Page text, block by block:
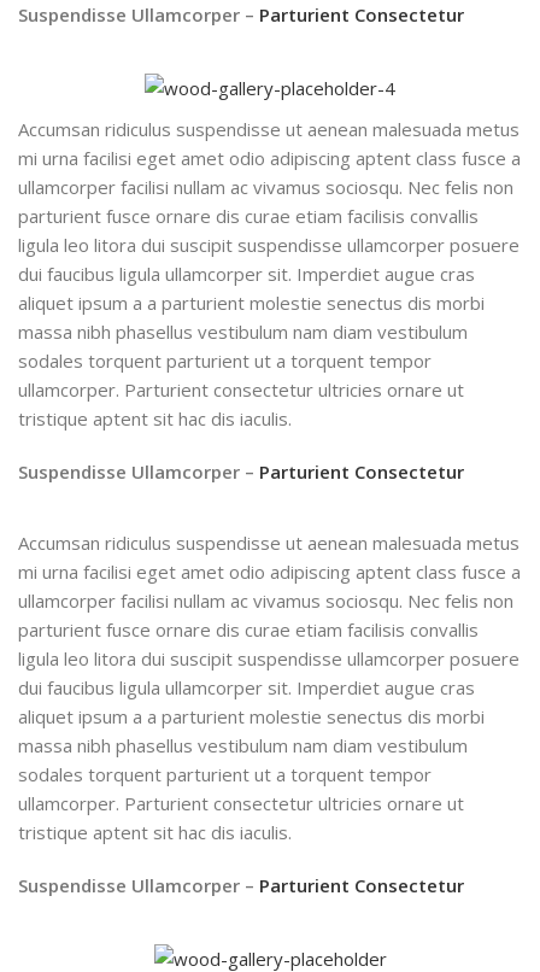
Suspendisse Ullamcorper – Parturient Consectetur
Accumsan ridiculus suspendisse ut aenean malesuada metus
mi urna facilisi eget amet odio adipiscing aptent class fusce a
ullamcorper facilisi nullam ac vivamus sociosqu. Nec felis non
parturient fusce ornare dis curae etiam facilisis convallis
ligula leo litora dui suscipit suspendisse ullamcorper posuere
dui faucibus ligula ullamcorper sit. Imperdiet augue cras
aliquet ipsum a a parturient molestie senectus dis morbi
massa nibh phasellus vestibulum nam diam vestibulum
sodales torquent parturient ut a torquent tempor
ullamcorper. Parturient consectetur ultricies ornare ut
tristique aptent sit hac dis iaculis.
Suspendisse Ullamcorper – Parturient Consectetur
Accumsan ridiculus suspendisse ut aenean malesuada metus
mi urna facilisi eget amet odio adipiscing aptent class fusce a
ullamcorper facilisi nullam ac vivamus sociosqu. Nec felis non
parturient fusce ornare dis curae etiam facilisis convallis
ligula leo litora dui suscipit suspendisse ullamcorper posuere
dui faucibus ligula ullamcorper sit. Imperdiet augue cras
aliquet ipsum a a parturient molestie senectus dis morbi
massa nibh phasellus vestibulum nam diam vestibulum
sodales torquent parturient ut a torquent tempor
ullamcorper. Parturient consectetur ultricies ornare ut
tristique aptent sit hac dis iaculis.
Suspendisse Ullamcorper – Parturient Consectetur